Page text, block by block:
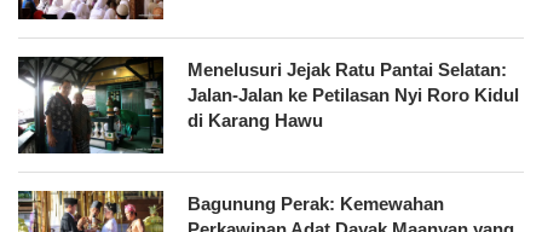
Menelusuri Jejak Ratu Pantai Selatan:
Jalan-Jalan ke Petilasan Nyi Roro Kidul
di Karang Hawu
Bagunung Perak: Kemewahan